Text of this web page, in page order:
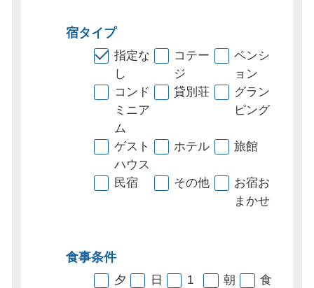
宿タイプ
指定な
し
コテー
ジ
ペンシ
ョン
コンド
ミニア
ム
貸別荘
グラン
ピング
ゲスト
ハウス
ホテル 旅館
民宿 その他
お宿お
まかせ
食事条件
夕
日
1
朝
食